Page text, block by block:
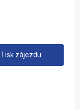
Tisk zájezdu